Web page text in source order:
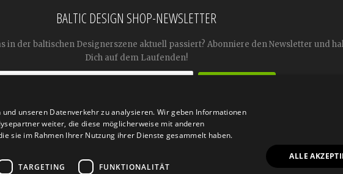
BALTIC DESIGN SHOP-NEWSLETTER
in der baltischen Designerszene aktuell passiert? Abonniere den Newsletter und
Dich auf dem Laufenden!

unseren Datenverkehr zu analysieren. Wir geben Informationen
weiter, die diese möglicherweise mit anderen
sie im Rahmen Ihrer Nutzung ihrer Dienste gesammelt haben.
TARGETING FUNKTIONALITÄT
ALLE